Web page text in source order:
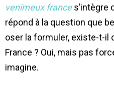
venimeux frances’intègre
répond à la question que
oser la formuler, existe-t-il
France ? Oui, mais pas
imagine.